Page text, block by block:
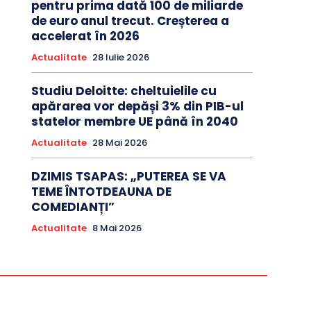
pentru prima dată 100 de miliarde
de euro anul trecut. Creșterea a
accelerat în 2026
Actualitate 28 Iulie 2026
Studiu Deloitte: cheltuielile cu
apărarea vor depăși 3% din PIB-ul
statelor membre UE până în 2040
Actualitate 28 Mai 2026
DZIMIS TSAPAS: „PUTEREA SE VA
TEME ÎNTOTDEAUNA DE
COMEDIANȚI”
Actualitate 8 Mai 2026